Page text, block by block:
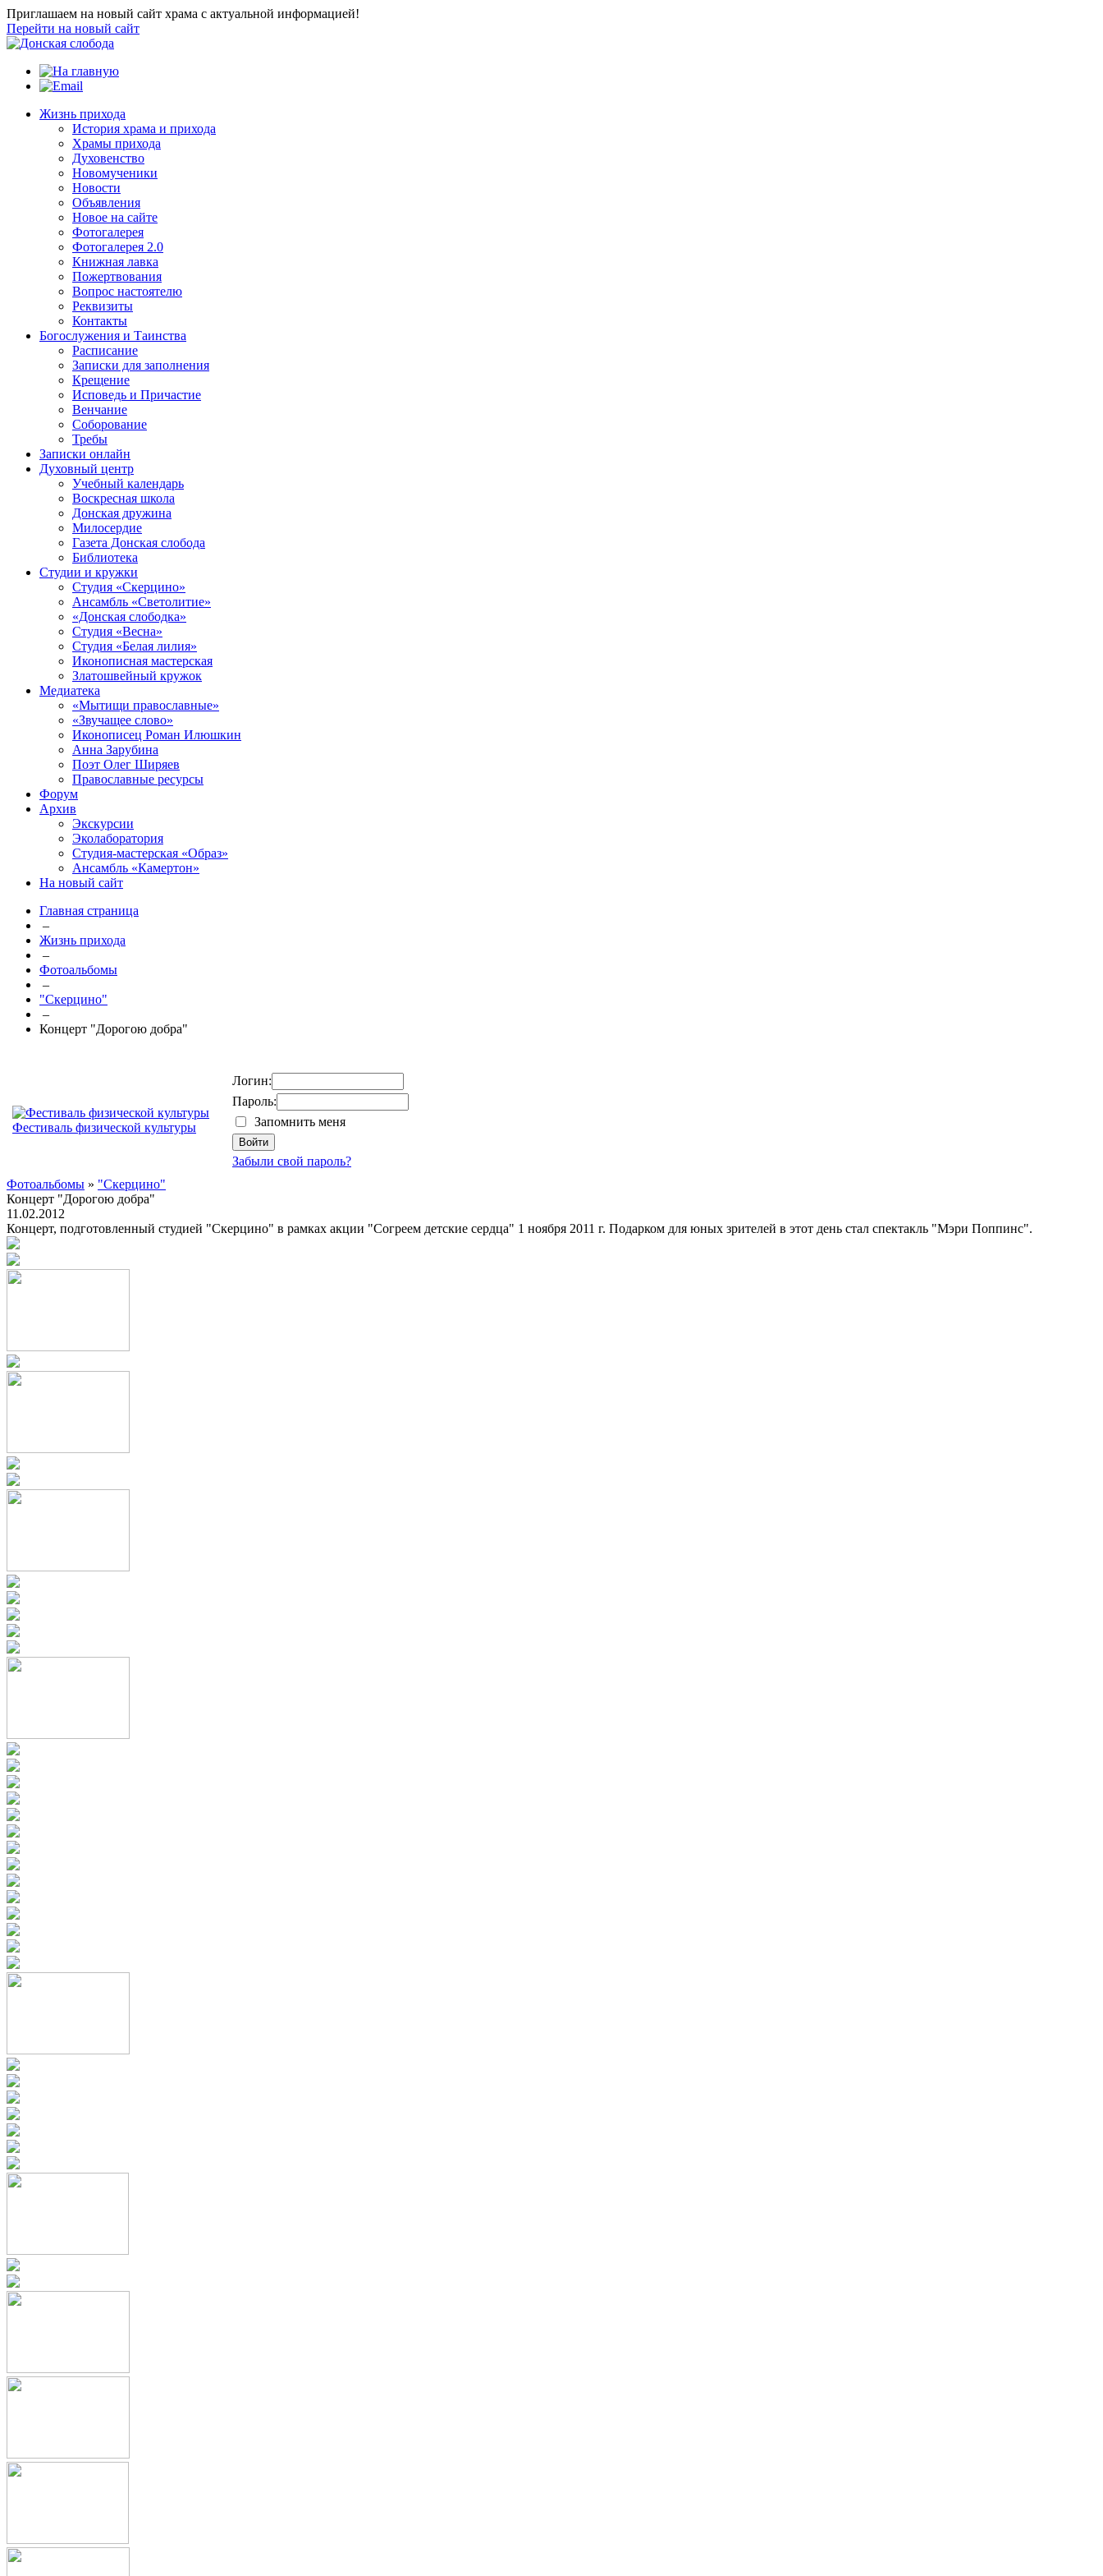
Приглашаем на новый сайт храма с актуальной информацией!
Перейти на новый сайт
Жизнь прихода
История храма и прихода
Храмы прихода
Духовенство
Новомученики
Новости
Объявления
Новое на сайте
Фотогалерея
Фотогалерея 2.0
Книжная лавка
Пожертвования
Вопрос настоятелю
Реквизиты
Контакты
Богослужения и Таинства
Расписание
Записки для заполнения
Крещение
Исповедь и Причастие
Венчание
Соборование
Требы
Записки онлайн
Духовный центр
Учебный календарь
Воскресная школа
Донская дружина
Милосердие
Газета Донская слобода
Библиотека
Студии и кружки
Студия «Скерцино»
Ансамбль «Светолитие»
«Донская слободка»
Студия «Весна»
Студия «Белая лилия»
Иконописная мастерская
Златошвейный кружок
Медиатека
«Мытищи православные»
«Звучащее слово»
Иконописец Роман Илюшкин
Анна Зарубина
Поэт Олег Ширяев
Православные ресурсы
Форум
Архив
Экскурсии
Эколаборатория
Студия-мастерская «Образ»
Ансамбль «Камертон»
На новый сайт
Главная страница
–
Жизнь прихода
–
Фотоальбомы
–
"Скерцино"
–
Концерт "Дорогою добра"
Фестиваль физической культуры
Логин:
Пароль:
Запомнить меня
Забыли свой пароль?
Фотоальбомы » "Скерцино"
Концерт "Дорогою добра"
11.02.2012
Концерт, подготовленный студией "Скерцино" в рамках акции "Согреем детские сердца" 1 ноября 2011 г. Подарком для юных зрителей в этот день стал спектакль "Мэри Поппинс".